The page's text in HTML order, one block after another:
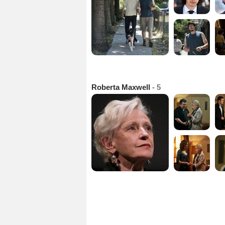
Roberta Maxwell - 5